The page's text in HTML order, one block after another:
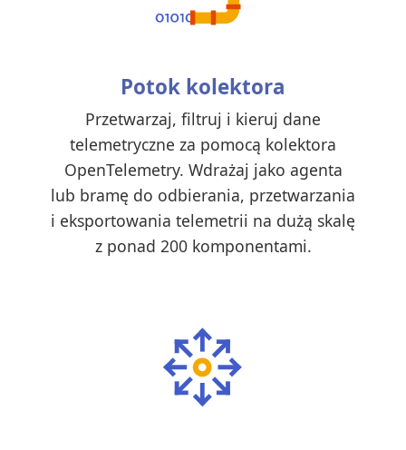
Potok kolektora
Przetwarzaj, filtruj i kieruj dane
telemetryczne za pomocą kolektora
OpenTelemetry. Wdrażaj jako agenta
lub bramę do odbierania, przetwarzania
i eksportowania telemetrii na dużą skalę
z ponad 200 komponentami.